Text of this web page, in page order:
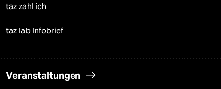
taz zahl ich
taz lab Infobrief
Veranstaltungen